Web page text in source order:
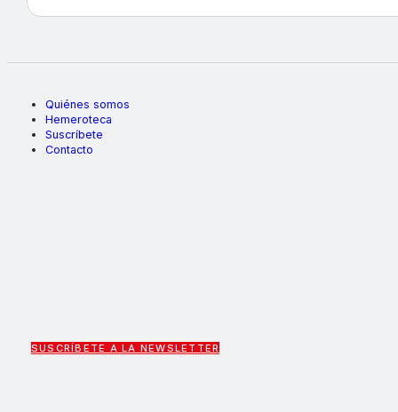
Quiénes somos
Hemeroteca
Suscríbete
Contacto
SUSCRÍBETE A LA NEWSLETTER